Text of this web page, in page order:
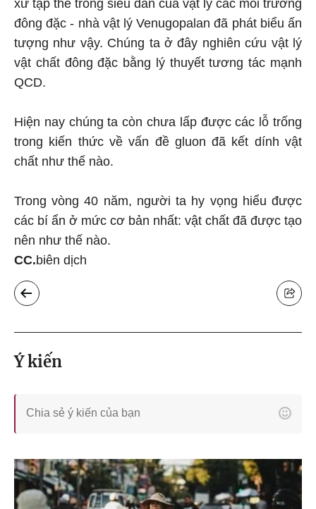
xử tập thể trong siêu dẫn của vật lý các môi trường
đông đặc - nhà vật lý Venugopalan đã phát biểu ấn
tượng như vậy. Chúng ta ở đây nghiên cứu vật lý
vật chất đông đặc bằng lý thuyết tương tác mạnh
QCD.
Hiện nay chúng ta còn chưa lấp được các lỗ trống
trong kiến thức về vấn đề gluon đã kết dính vật
chất như thế nào.
Trong vòng 40 năm, người ta hy vọng hiểu được
các bí ẩn ở mức cơ bản nhất: vật chất đã được tạo
nên như thế nào.
CC.biên dịch
Ý kiến